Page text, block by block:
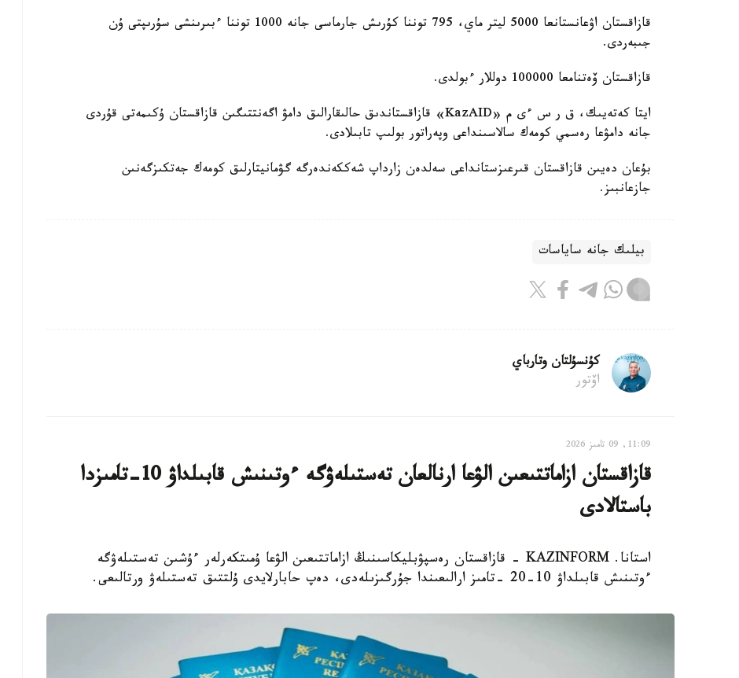
قازاقستان اۋعانستانعا 5000 ليتر ماي، 795 توننا كۇرىش جارماسى جانە 1000 توننا ءبىرىنشى سۇرىپتى ۇن
جىبەردى.
قازاقستان ۆەتنامعا 100000 دوللار ءبولدى.
ايتا كەتەيىك، ق ر س ءى م «KazAID» قازاقستاندىق حالىقارالىق دامۋ اگەنتتىگىن قازاقستان ۇكىمەتى قۇردى
جانە دامۋعا رەسمي كومەك سالاسىنداعى وپەراتور بولىپ تابىلادى.
بۇعان دەيىن قازاقستان قىرعىزستانداعى سەلدەن زارداپ شەككەندەرگە گۋمانيتارلىق كومەك جەتكىزگەنىن
جازعانبىز.
بيلىك جانە ساياسات
كۇنسۇلتان وتارباي
اۆتور
11:09, 09 تامىز 2026
قازاقستان ازاماتتىعىن الۋعا ارنالعان تەستىلەۋگە ءوتىنىش قابىلداۋ 10-تامىزدا
باستالادى
استانا. KAZINFORM - قازاقستان رەسپۋبليكاسىنىڭ ازاماتتىعىن الۋعا ۇمىتكەرلەر ءۇشىن تەستىلەۋگە
ءوتىنىش قابىلداۋ 10-20 -تامىز ارالىعىندا جۇرگىزىلەدى، دەپ حابارلايدى ۇلتتىق تەستىلەۋ ورتالىعى.